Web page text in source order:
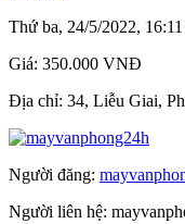
Thứ ba, 24/5/2022,
Giá: 350.000 VNĐ
Địa chỉ: 34, Liễu Giai,
Người đăng:
Người liên hệ: